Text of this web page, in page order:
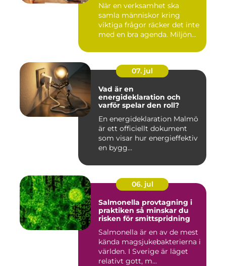
När en verksamhet ska
samla människor kring
viktiga frågor räcker det inte
med en bra agenda. Miljön...
07. jul
Vad är en
energideklaration och
varför spelar den roll?
En energideklaration Malmö
är ett officiellt dokument
som visar hur energieffektiv
en bygg...
06. jul
Salmonella provtagning i
praktiken så minskar du
risken för smittspridning
Salmonella är en av de mest
kända magsjukebakterierna i
världen. I Sverige är läget
relativt gott, m...